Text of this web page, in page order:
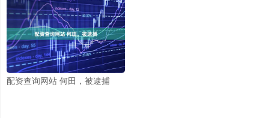
配资查询网站 何田，被逮捕